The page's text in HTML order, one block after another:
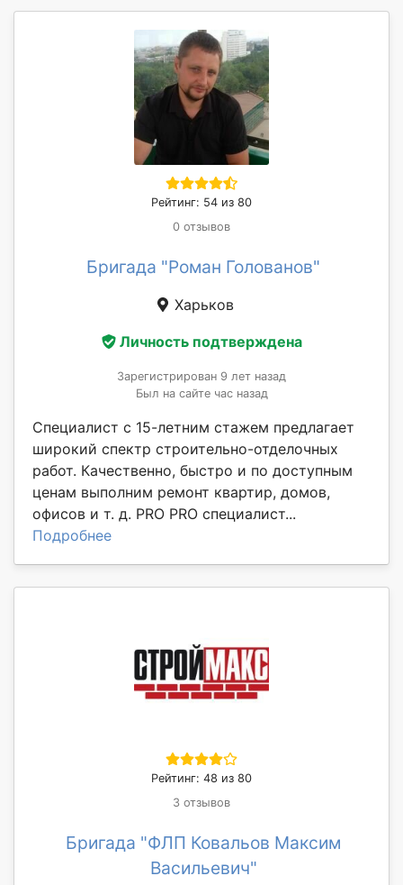
Рейтинг: 54 из 80
0 отзывов
Бригада "Роман Голованов"
Харьков
Личность подтверждена
Зарегистрирован 9 лет назад
Был на сайте час назад
Специалист с 15-летним стажем предлагает
широкий спектр строительно-отделочных
работ. Качественно, быстро и по доступным
ценам выполним ремонт квартир, домов,
офисов и т. д. PRO PRO специалист...
Подробнее
Рейтинг: 48 из 80
3 отзывов
Бригада "ФЛП Ковальов Максим
Васильевич"